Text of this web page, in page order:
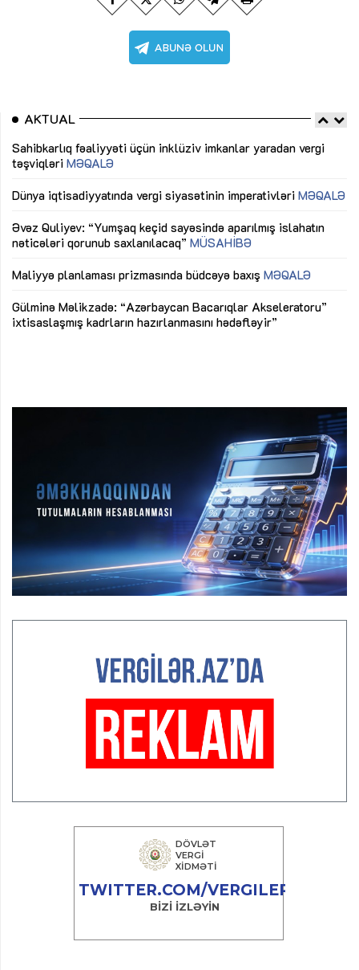
AKTUAL
Sahibkarlıq fəaliyyəti üçün inklüziv imkanlar yaradan vergi
təşviqləri MƏQALƏ
Dünya iqtisadiyyatında vergi siyasətinin imperativləri MƏQALƏ
Əvəz Quliyev: “Yumşaq keçid sayəsində aparılmış islahatın
nəticələri qorunub saxlanılacaq” MÜSAHİBƏ
Maliyyə planlaması prizmasında büdcəyə baxış MƏQALƏ
Gülminə Məlikzadə: “Azərbaycan Bacarıqlar Akseleratoru”
ixtisaslaşmış kadrların hazırlanmasını hədəfləyir”